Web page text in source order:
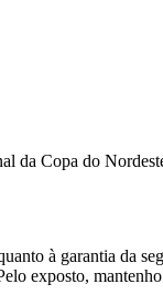
da Copa do
à garantia da
exposto,